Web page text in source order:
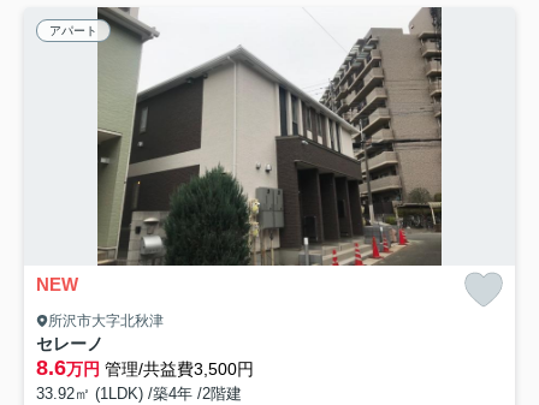
アパート
NEW
所沢市大字北秋津
セレーノ
8.6万円 管理/共益費3,500円
33.92㎡ (1LDK) /築4年 /2階建